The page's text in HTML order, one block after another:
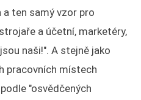
a ten samý vzor pro
a účetní, marketéry,
naši!". A stejně jako
pracovních místech
"osvědčených